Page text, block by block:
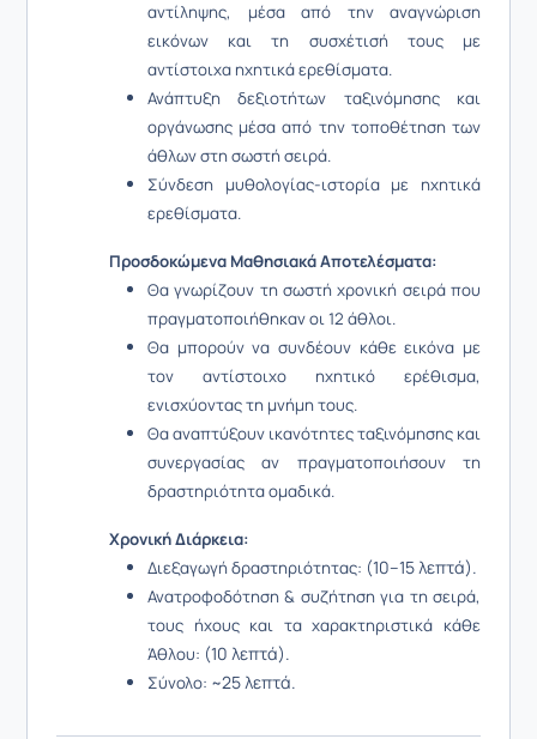
αντίληψης, μέσα από την αναγνώριση
εικόνων και τη συσχέτισή τους με
αντίστοιχα ηχητικά ερεθίσματα.
Ανάπτυξη δεξιοτήτων ταξινόμησης και
οργάνωσης μέσα από την τοποθέτηση των
άθλων στη σωστή σειρά.
Σύνδεση μυθολογίας-ιστορία με ηχητικά
ερεθίσματα.
Προσδοκώμενα Μαθησιακά Αποτελέσματα:
Θα γνωρίζουν τη σωστή χρονική σειρά που
πραγματοποιήθηκαν οι 12 άθλοι.
Θα μπορούν να συνδέουν κάθε εικόνα με
τον αντίστοιχο ηχητικό ερέθισμα,
ενισχύοντας τη μνήμη τους.
Θα αναπτύξουν ικανότητες ταξινόμησης και
συνεργασίας αν πραγματοποιήσουν τη
δραστηριότητα ομαδικά.
Χρονική Διάρκεια:
Διεξαγωγή δραστηριότητας: (10–15 λεπτά).
Ανατροφοδότηση & συζήτηση για τη σειρά,
τους ήχους και τα χαρακτηριστικά κάθε
Άθλου: (10 λεπτά).
Σύνολο: ~25 λεπτά.